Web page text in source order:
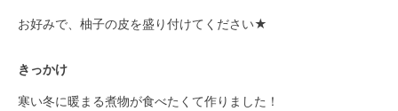
お好みで、柚子の皮を盛り付けてください★
きっかけ
寒い冬に暖まる煮物が食べたくて作りました！